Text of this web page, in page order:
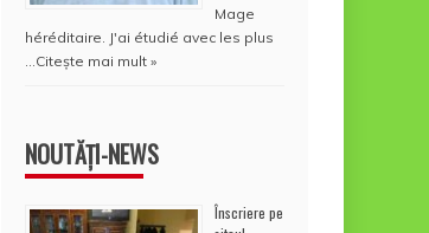
Mage
héréditaire. J'ai étudié avec les plus
Citește mai mult »
NOUTĂȚI-NEWS
Înscriere pe